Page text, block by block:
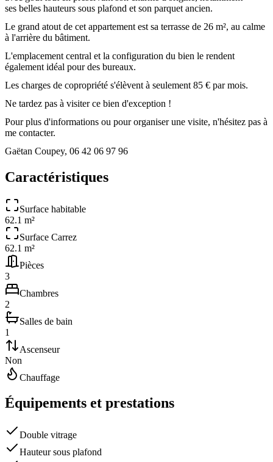
ses belles hauteurs sous plafond et son parquet ancien.
Le grand atout de cet appartement est sa terrasse de 26 m², au calme
à l'arrière du bâtiment.
L'emplacement central et la configuration du bien le rendent
également idéal pour des bureaux.
Les charges de copropriété s'élèvent à seulement 85 € par mois.
Ne tardez pas à visiter ce bien d'exception !
Pour plus d'informations ou pour organiser une visite, n'hésitez pas à
me contacter.
Gaëtan Coupey, 06 42 06 97 96
Caractéristiques
Surface habitable
62.1 m²
Surface Carrez
62.1 m²
Pièces
3
Chambres
2
Salles de bain
1
Ascenseur
Non
Chauffage
Équipements et prestations
Double vitrage
Hauteur sous plafond